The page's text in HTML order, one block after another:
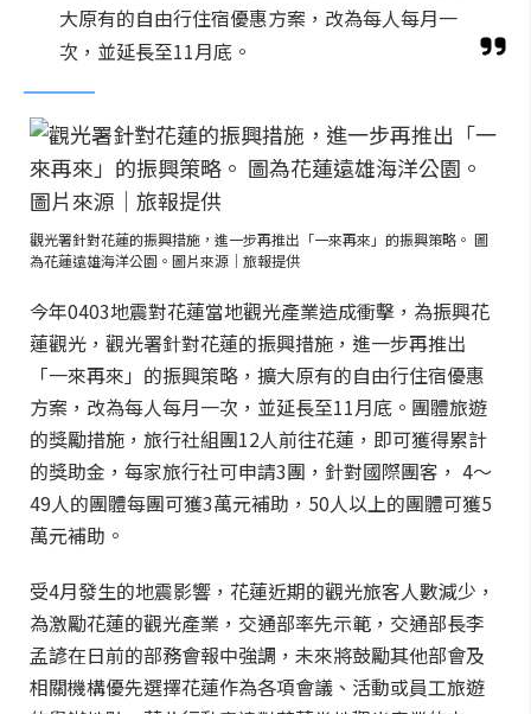
大原有的自由行住宿優惠方案，改為每人每月一
次，並延長至11月底。
觀光署針對花蓮的振興措施，進一步再推出「一來再來」的振興策略。 圖
為花蓮遠雄海洋公園。圖片來源｜旅報提供
今年0403地震對花蓮當地觀光產業造成衝擊，為振興花
蓮觀光，觀光署針對花蓮的振興措施，進一步再推出
「一來再來」的振興策略，擴大原有的自由行住宿優惠
方案，改為每人每月一次，並延長至11月底。團體旅遊
的獎勵措施，旅行社組團12人前往花蓮，即可獲得累計
的獎助金，每家旅行社可申請3團，針對國際團客， 4～
49人的團體每團可獲3萬元補助，50人以上的團體可獲5
萬元補助。
受4月發生的地震影響，花蓮近期的觀光旅客人數減少，
為激勵花蓮的觀光產業，交通部率先示範，交通部長李
孟諺在日前的部務會報中強調，未來將鼓勵其他部會及
相關機構優先選擇花蓮作為各項會議、活動或員工旅遊